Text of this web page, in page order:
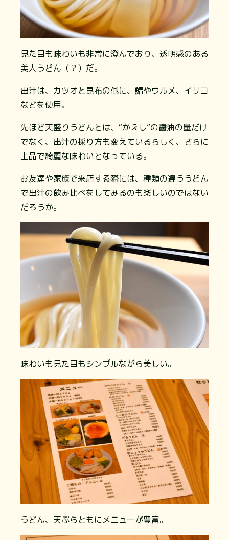
見た目も味わいも非常に澄んでおり、透明感のある
美人うどん（？）だ。
出汁は、カツオと昆布の他に、鯖やウルメ、イリコ
などを使用。
先ほど天盛りうどんとは、“かえし”の醤油の量だけ
でなく、出汁の採り方も変えているらしく、さらに
上品で綺麗な味わいとなっている。
お友達や家族で来店する際には、種類の違ううどん
で出汁の飲み比べをしてみるのも楽しいのではない
だろうか。
味わいも見た目もシンプルながら美しい。
うどん、天ぷらともにメニューが豊富。